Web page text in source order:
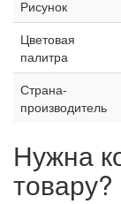
Рисунок
Цветовая
палитра
Страна-
производитель
Нужна
товару?